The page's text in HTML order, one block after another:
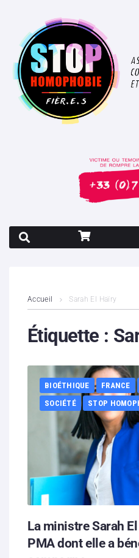
Contenus litigieux
Boutique
Hébergement solidaire
Accueil Sarah El Haïry
Étiquette :
BIOÉTHIQUE FRANCE
SOCIÉTÉ
STOP
La ministre Sarah
PMA dont elle a